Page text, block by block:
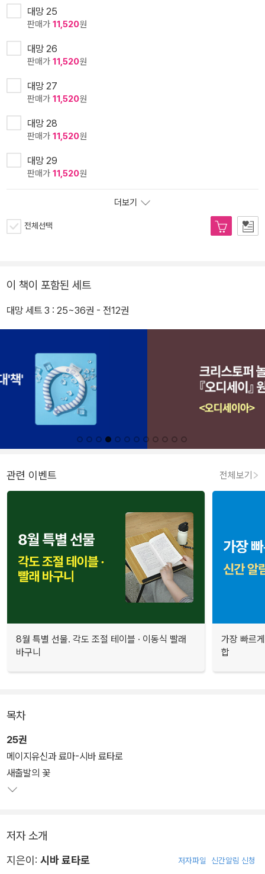
대망 25
판매가 11,520원
대망 26
판매가 11,520원
대망 27
판매가 11,520원
대망 28
판매가 11,520원
대망 29
판매가 11,520원
더보기
전체선택
이 책이 포함된 세트
대망 세트 3 : 25~36권 - 전12권
관련 이벤트 전체보기
8월 특별 선물. 각도 조절 테이블 · 이동식 빨래
바구니
가장 빠르
합
목차
25권
메이지유신과 료마-시바 료타로
새출발의 꽃
저자 소개
지은이: 시바 료타로 저자파일 신간알림 신청